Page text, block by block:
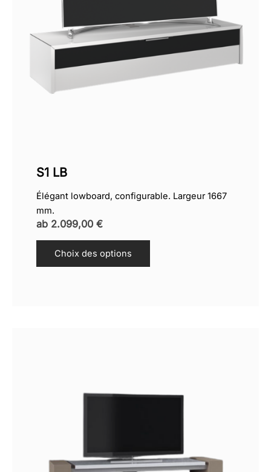
S1 LB
Élégant lowboard, configurable. Largeur 1667
mm.
ab 2.099,00 €
Choix des options